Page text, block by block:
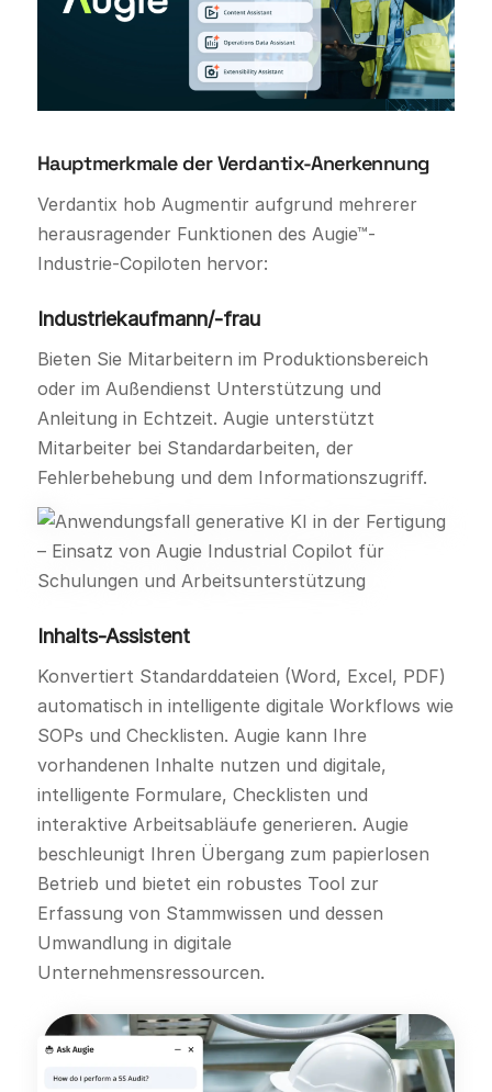
Hauptmerkmale der Verdantix-Anerkennung
Verdantix hob Augmentir aufgrund mehrerer
herausragender Funktionen des Augie™-
Industrie-Copiloten hervor:
Industriekaufmann/-frau
Bieten Sie Mitarbeitern im Produktionsbereich
oder im Außendienst Unterstützung und
Anleitung in Echtzeit. Augie unterstützt
Mitarbeiter bei Standardarbeiten, der
Fehlerbehebung und dem Informationszugriff.
Inhalts-Assistent
Konvertiert Standarddateien (Word, Excel, PDF)
automatisch in intelligente digitale Workflows wie
SOPs und Checklisten. Augie kann Ihre
vorhandenen Inhalte nutzen und digitale,
intelligente Formulare, Checklisten und
interaktive Arbeitsabläufe generieren. Augie
beschleunigt Ihren Übergang zum papierlosen
Betrieb und bietet ein robustes Tool zur
Erfassung von Stammwissen und dessen
Umwandlung in digitale
Unternehmensressourcen.